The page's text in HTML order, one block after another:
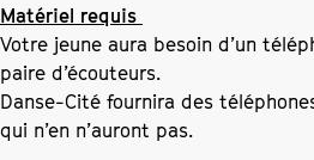
Matériel requis
Votre jeune aura besoin d’un
paire d’écouteurs.
Danse-Cité fournira des
qui n’en n’auront pas.